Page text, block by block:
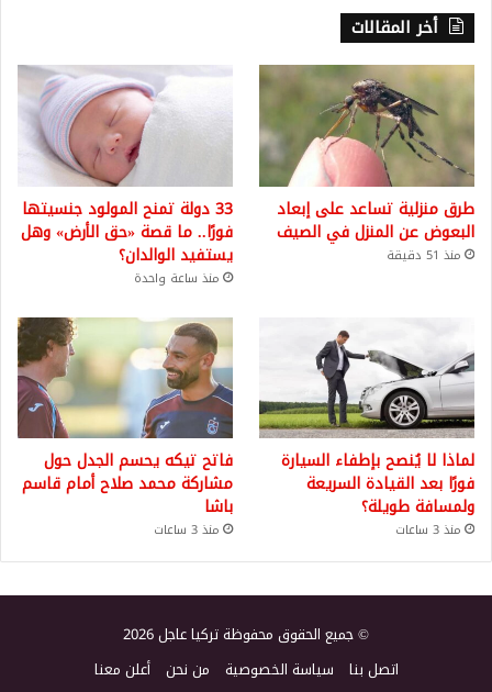
أخر المقالات
طرق منزلية تساعد على إبعاد
البعوض عن المنزل في الصيف
منذ 51 دقيقة
33 دولة تمنح المولود جنسيتها
فورًا.. ما قصة «حق الأرض» وهل
يستفيد الوالدان؟
منذ ساعة واحدة
لماذا لا يُنصح بإطفاء السيارة
فورًا بعد القيادة السريعة
ولمسافة طويلة؟
منذ 3 ساعات
فاتح تيكه يحسم الجدل حول
مشاركة محمد صلاح أمام قاسم
باشا
منذ 3 ساعات
© جميع الحقوق محفوظة تركيا عاجل 2026
اتصل بنا سياسة الخصوصية من نحن أعلن معنا